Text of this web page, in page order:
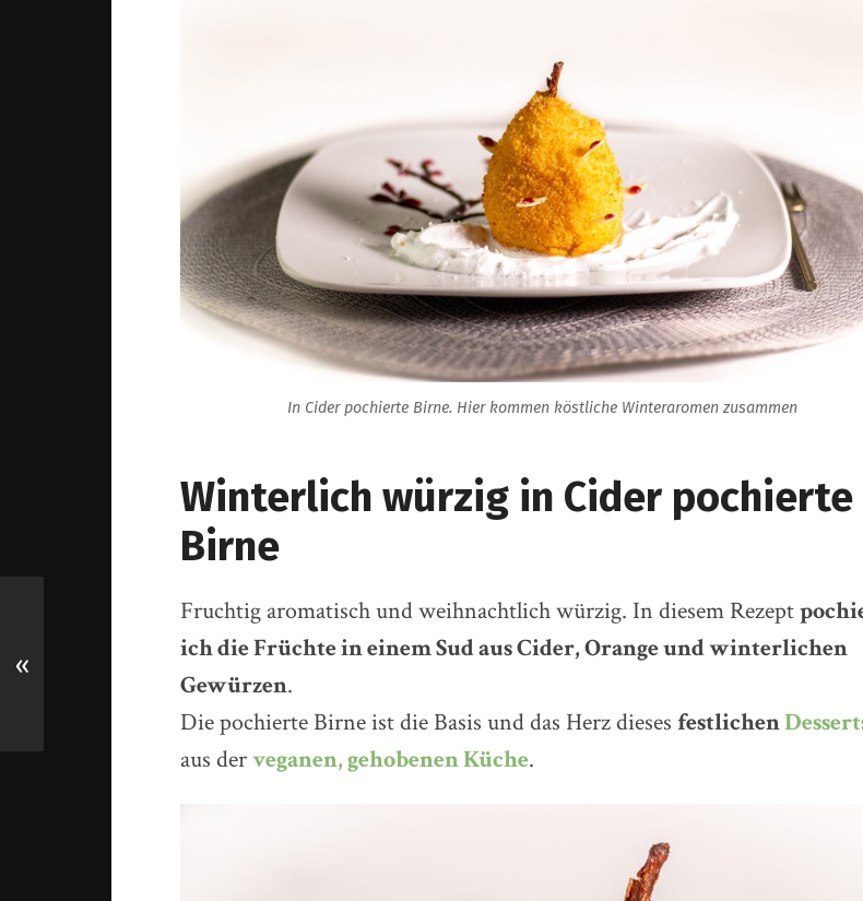
In Cider pochierte Birne. Hier kommen köstliche Winteraromen zusammen
Winterlich würzig in Cider pochierte
Birne
Fruchtig aromatisch und weihnachtlich würzig. In diesem Rezept
ich die Früchte in einem Sud aus Cider, Orange und winterlichen
Gewürzen.
Die pochierte Birne ist die Basis und das Herz dieses festlichen
aus derveganen, gehobenen Küche.
«